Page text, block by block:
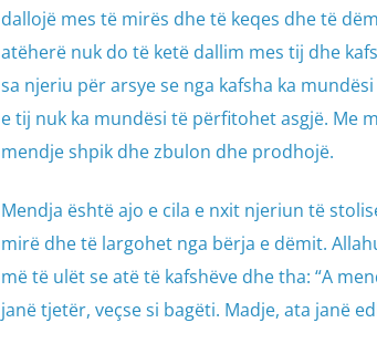
dallojë mes të mirës dhe të keqes dhe të
atëherë nuk do të ketë dallim mes tij dhe
sa njeriu për arsye se nga kafsha ka
e tij nuk ka mundësi të përfitohet asgjë. Me
mendje shpik dhe zbulon dhe prodhojë.
Mendja është ajo e cila e nxit njeriun të
mirë dhe të largohet nga bërja e dëmit.
më të ulët se atë të kafshëve dhe tha: “A
janë tjetër, veçse si bagëti. Madje, ata janë